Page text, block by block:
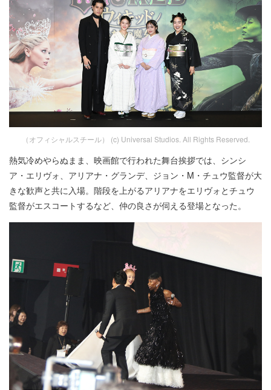
（オフィシャルスチール） (c) Universal Studios. All Rights Reserved.
熱気冷めやらぬまま、映画館で行われた舞台挨拶では、シンシ
ア・エリヴォ、アリアナ・グランデ、ジョン・M・チュウ監督が大
きな歓声と共に入場。階段を上がるアリアナをエリヴォとチュウ
監督がエスコートするなど、仲の良さが伺える登場となった。